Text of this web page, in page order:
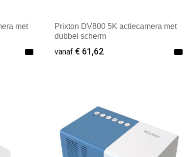
met
Prixton DV800 5K actiecamera met
dubbel scherm
vanaf€ 61,62
Minimale afname: 1